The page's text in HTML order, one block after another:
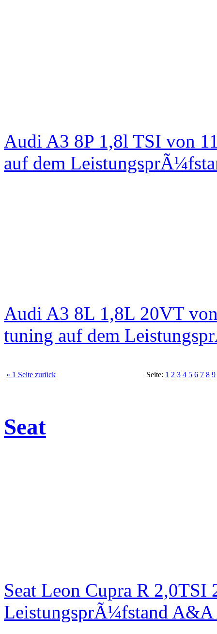
Audi A3 8P 1,8l TSI von
auf dem
Audi A3 8L 1,8L 20VT
tuning auf dem
« 1 Seite zurück Seite: 1 2 3 4 5 6 7 8 9
Seat
Seat Leon Cupra R
LeistungsprÃ¼fstand